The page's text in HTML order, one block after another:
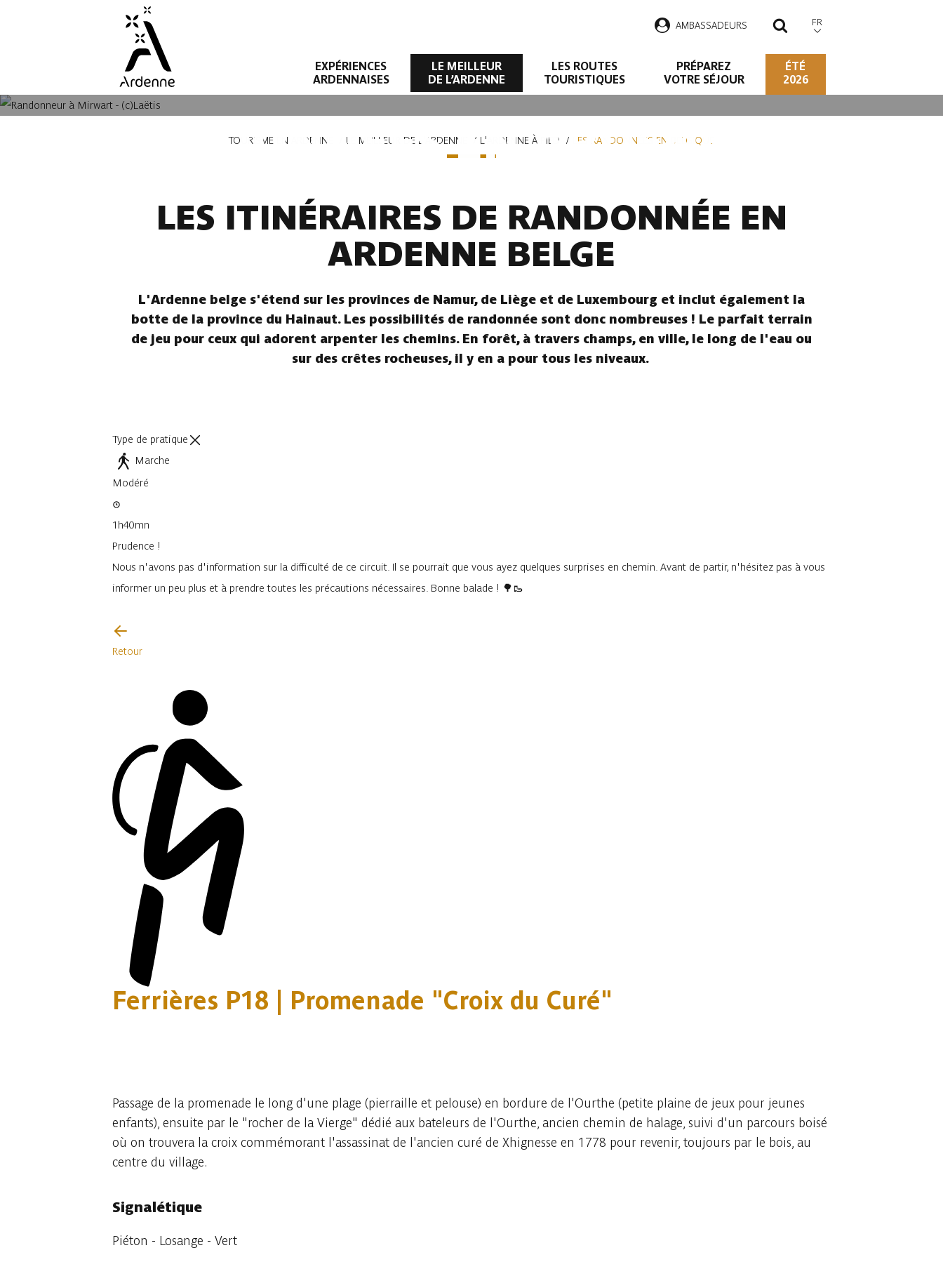
AMBASSADEURS RECHERCHER
FR
EXPÉRIENCES
ARDENNAISES
LE MEILLEUR
DE L’ARDENNE
LES ROUTES
TOURISTIQUES
PRÉPAREZ
VOTRE SÉJOUR
ÉTÉ
2026
LES RANDONNÉES EN ARDENNE BELGE
TOURISME EN ARDENNE LE MEILLEUR DE L'ARDENNE L'ARDENNE À PIED LES RANDONNÉES EN BELGIQUE
LES ITINÉRAIRES DE RANDONNÉE EN
ARDENNE BELGE
L'Ardenne belge s'étend sur les provinces de Namur, de Liège et de Luxembourg et inclut également la
botte de la province du Hainaut. Les possibilités de randonnée sont donc nombreuses ! Le parfait terrain
de jeu pour ceux qui adorent arpenter les chemins. En forêt, à travers champs, en ville, le long de l'eau ou
sur des crêtes rocheuses, il y en a pour tous les niveaux.
Type de pratique
Marche
Modéré
1h40mn
Prudence !
Nous n'avons pas d'information sur la difficulté de ce circuit. Il se pourrait que vous ayez quelques surprises en chemin. Avant de partir, n'hésitez pas à vous
informer un peu plus et à prendre toutes les précautions nécessaires. Bonne balade ! 🌳🥾
Retour
Ferrières P18 | Promenade "Croix du Curé"
Passage de la promenade le long d'une plage (pierraille et pelouse) en bordure de l'Ourthe (petite plaine de jeux pour jeunes
enfants), ensuite par le "rocher de la Vierge" dédié aux bateleurs de l'Ourthe, ancien chemin de halage, suivi d'un parcours boisé
où on trouvera la croix commémorant l'assassinat de l'ancien curé de Xhignesse en 1778 pour revenir, toujours par le bois, au
centre du village.
Signalétique
Piéton - Losange - Vert